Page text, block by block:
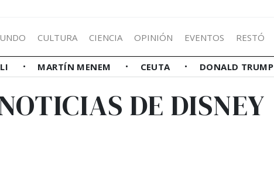
CULTURA CIENCIA OPINIÓN EVENTOS RESTÓ
MARTÍN MENEM CEUTA DONALD TRUMP
DE DISNEY